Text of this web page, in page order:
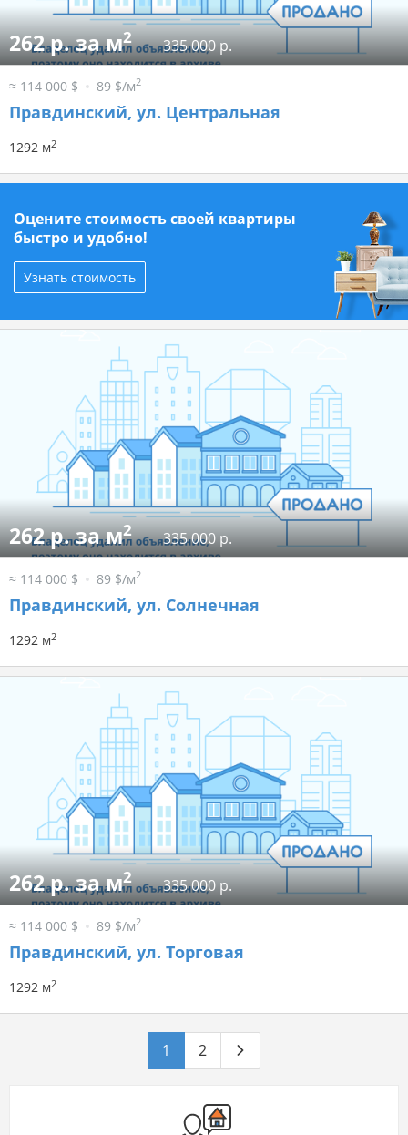
262 р. за м2 335 000 р.
≈ 114 000 $ 89 $/м2
Правдинский, ул. Центральная
1292 м2
Оцените стоимость своей квартиры
быстро и удобно!
Узнать стоимость
262 р. за м2 335 000 р.
≈ 114 000 $ 89 $/м2
Правдинский, ул. Солнечная
1292 м2
262 р. за м2 335 000 р.
≈ 114 000 $ 89 $/м2
Правдинский, ул. Торговая
1292 м2
1 2